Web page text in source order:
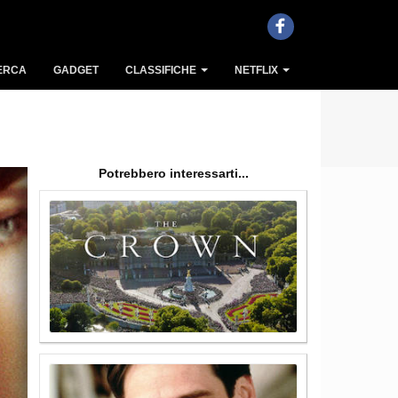
GADGET CLASSIFICHE NETFLIX
Potrebbero interessarti...